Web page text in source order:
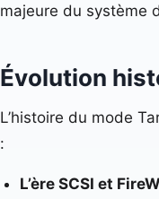
majeure du système
Évolution
L’histoire du mode
:
L’ère SCSI et